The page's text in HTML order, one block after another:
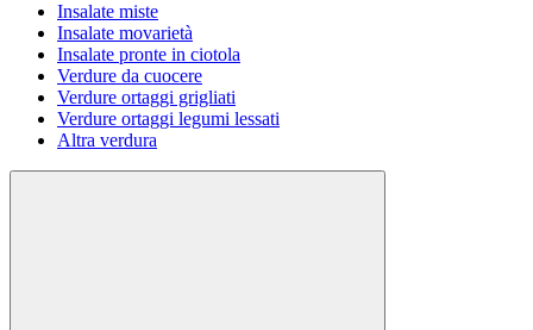
Insalate miste
Insalate movarietà
Insalate pronte in ciotola
Verdure da cuocere
Verdure ortaggi grigliati
Verdure ortaggi legumi lessati
Altra verdura